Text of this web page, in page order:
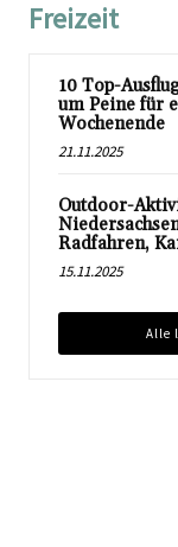
Freizeit
10 Top-
um Peine für
Wochenende
21.11.2025
Outdoor-
Radfahren,
15.11.2025
Alle